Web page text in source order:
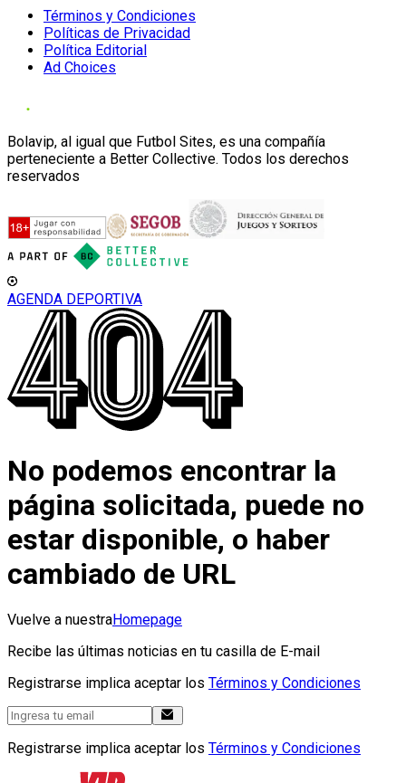
Términos y Condiciones
Políticas de Privacidad
Política Editorial
Ad Choices
Bolavip, al igual que Futbol Sites, es una compañía
perteneciente a Better Collective. Todos los derechos
reservados
AGENDA DEPORTIVA
No podemos encontrar la
página solicitada, puede no
estar disponible, o haber
cambiado de URL
Vuelve a nuestraHomepage
Recibe las últimas noticias en tu casilla de E-mail
Registrarse implica aceptar los Términos y Condiciones
Registrarse implica aceptar los Términos y Condiciones